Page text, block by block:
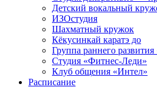
Детский вокальный
ИЗОстудия
Шахматный кружок
Кёкусинкай каратэ до
Группа раннего
Cтудия «Фитнес-Леди»
Клуб общения «Интел»
Расписание